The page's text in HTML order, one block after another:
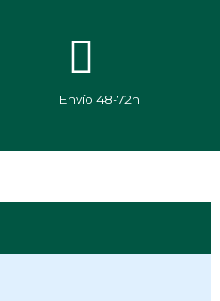
Envío 48-72h